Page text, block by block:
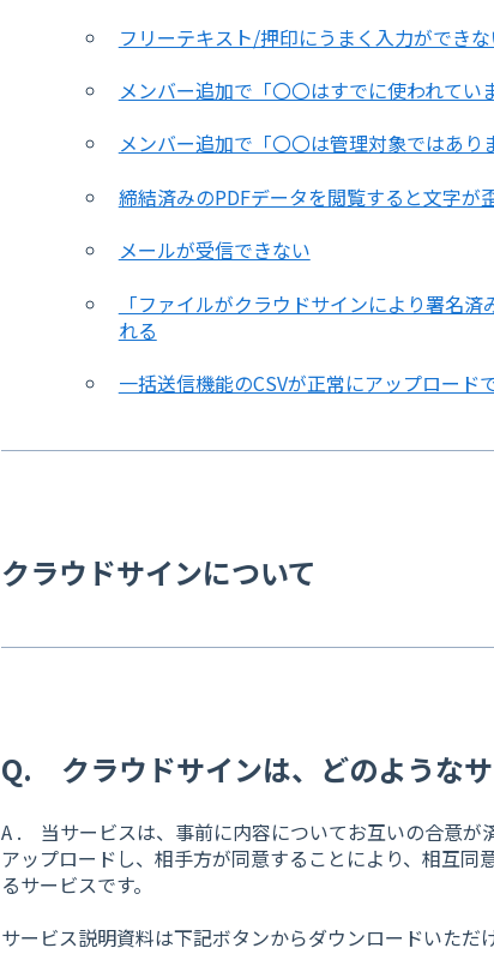
フリーテキスト/押印にうまく入力ができ
メンバー追加で「〇〇はすでに使われてい
メンバー追加で「〇〇は管理対象ではあ
締結済みのPDFデータを閲覧すると文字が
メールが受信できない
「ファイルがクラウドサインにより署名
れる
一括送信機能のCSVが正常にアップロード
クラウドサインについて
Q. クラウドサインは、どのような
A . 当サービスは、事前に内容についてお互いの合意が
アップロードし、相手方が同意することにより、相互
るサービスです。
サービス説明資料は下記ボタンからダウンロードいただけ